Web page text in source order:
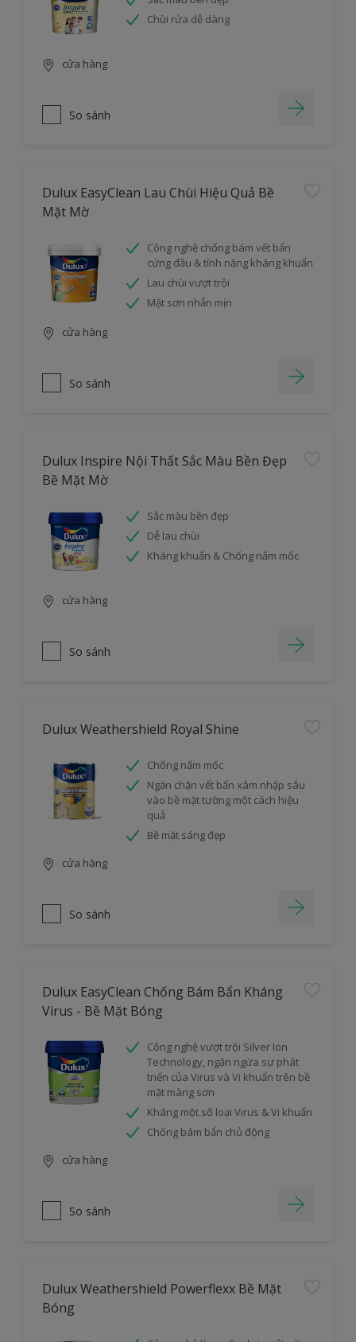
Chùi rửa dễ dàng
cửa hàng
So sánh
Dulux EasyClean Lau Chùi Hiệu Quả Bề
Mặt Mờ
Công nghệ chống bám vết bẩn
cứng đầu & tính năng kháng khuẩn
Lau chùi vượt trội
Mặt sơn nhẵn mịn
cửa hàng
So sánh
Dulux Inspire Nội Thất Sắc Màu Bền Đẹp
Bề Mặt Mờ
Sắc màu bền đẹp
Dễ lau chùi
Kháng khuẩn & Chống nấm mốc
cửa hàng
So sánh
Dulux Weathershield Royal Shine
Chống nấm mốc
Ngăn chặn vết bẩn xâm nhập sâu
vào bề mặt tường một cách hiệu
quả
Bề mặt sáng đẹp
cửa hàng
So sánh
Dulux EasyClean Chống Bám Bẩn Kháng
Virus - Bề Mặt Bóng
Công nghệ vượt trội Silver Ion
Technology, ngăn ngừa sự phát
triển của Virus và Vi khuẩn trên bề
mặt màng sơn
Kháng một số loại Virus & Vi khuẩn
Chống bám bẩn chủ động
cửa hàng
So sánh
Dulux Weathershield Powerflexx Bề Mặt
Bóng